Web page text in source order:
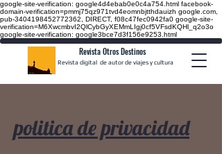
google-site-verification: google4d4ebab0e0c4a754.html facebook-
domain-verification=pmmj75qz971tvd4eomnbjtthdauizh google.com,
pub-3404198452772362, DIRECT, f08c47fec0942fa0 google-site-
verification=M6XwcmbvI2QlCybGyXEMmLIgj0cf5VFsdKQHl_q2o3o
google-site-verification: google3bce7d3f156e9253.html
Revista Otros Destinos
Revista digital de autor de viajes y cultura
politica de privacidad